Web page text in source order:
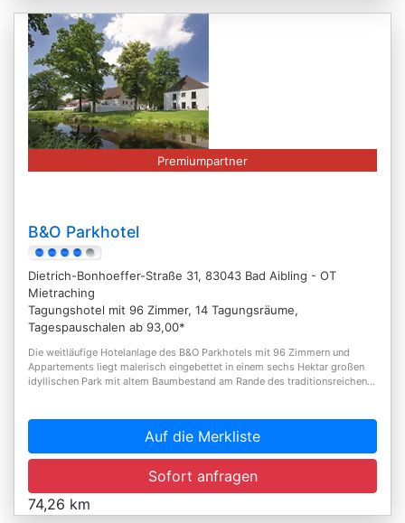
Premiumpartner
B&O Parkhotel
Dietrich-Bonhoeffer-Straße 31, 83043 Bad Aibling - OT
Mietraching
Tagungshotel mit 96 Zimmer, 14 Tagungsräume,
Tagespauschalen ab 93,00*
Die weitläufige Hotelanlage des B&O Parkhotels mit 96 Zimmern und
Appartements liegt malerisch eingebettet in einem sechs Hektar großen
idyllischen Park mit altem Baumbestand am Rande des traditionsreichen...
Auf die Merkliste
Sofort anfragen
74,26 km